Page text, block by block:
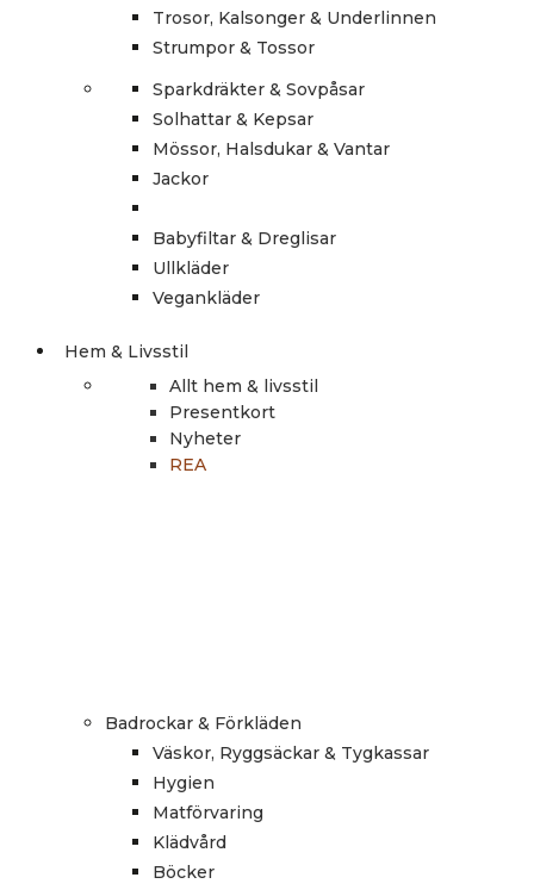
Trosor, Kalsonger & Underlinnen
Strumpor & Tossor
Sparkdräkter & Sovpåsar
Solhattar & Kepsar
Mössor, Halsdukar & Vantar
Jackor
Babyfiltar & Dreglisar
Ullkläder
Vegankläder
Hem & Livsstil
Allt hem & livsstil
Presentkort
Nyheter
REA
Badrockar & Förkläden
Väskor, Ryggsäckar & Tygkassar
Hygien
Matförvaring
Klädvård
Böcker